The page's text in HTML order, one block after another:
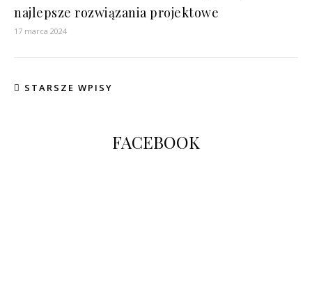
najlepsze rozwiązania projektowe
17 marca 2024
STARSZE WPISY
FACEBOOK